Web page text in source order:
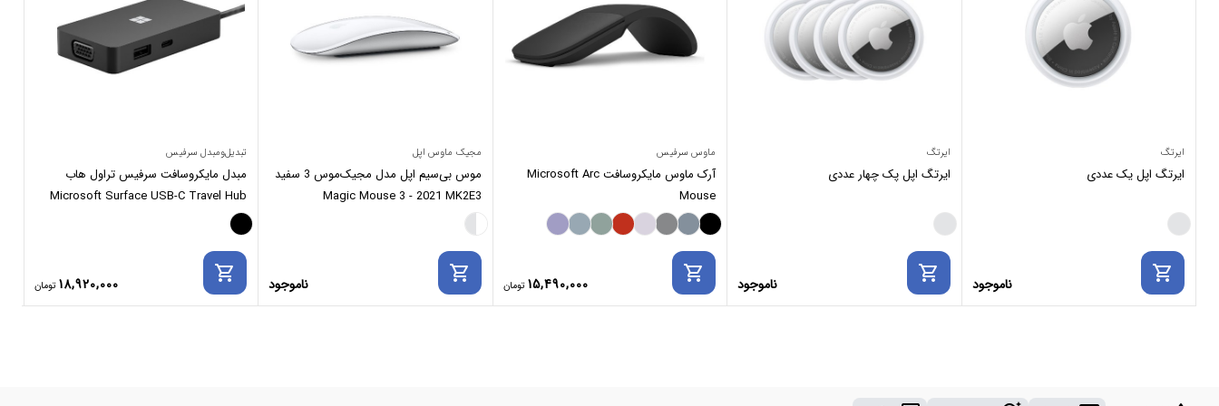
ایرتگ
ایرتگ اپل یک عددی
ناموجود
shopping_cart
ایرتگ
ایرتگ اپل پک چهار عددی
ناموجود
shopping_cart
ماوس سرفیس
آرک ماوس مایکروسافت Microsoft Arc
Mouse
15,490,000
shopping_cart
مجیک ماوس اپل
موس بی‌سیم اپل مدل مجیک‌موس 3 سفید
Magic Mouse 3 - 2021 MK2E3
ناموجود
shopping_cart
تبدیل‌ومبدل سرفیس
مبدل مایکروسافت سرفیس تراول هاب
Microsoft Surface USB-C Travel Hub
18,920,000
shopping_cart